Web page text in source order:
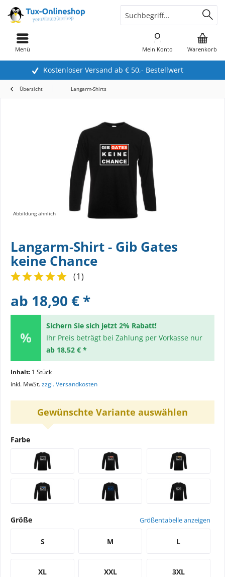
Kostenloser Versand ab € 50,- Bestellwert
Warenkorb
Mein Konto
Menü
Übersicht Langarm-Shirts
Abbildung ähnlich
Langarm-Shirt - Gib Gates
keine Chance
(1)
ab 18,90 € *
Sichern Sie sich jetzt 2% Rabatt!
Ihr Preis beträgt bei Zahlung per Vorkasse nur
ab 18,52 € *
Inhalt: 1 Stück
inkl. MwSt.zzgl. Versandkosten
Gewünschte Variante auswählen
Farbe
Größe Größentabelle anzeigen
S M L
XL XXL 3XL